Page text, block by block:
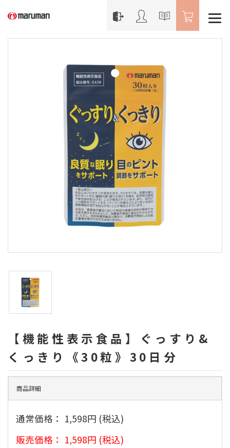
【機能性表示食品】ぐっすり&
くっきり《30粒》30日分
商品詳細
通常価格： 1,598円 (税込)
販売価格： 1,598円 (税込)